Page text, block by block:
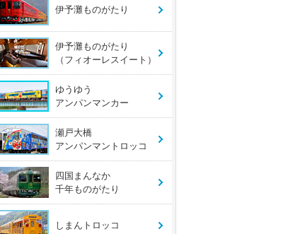
伊予灘ものがたり
伊予灘ものがたり
（フィオーレスイート）
ゆうゆう
アンパンマンカー
瀬戸大橋
アンパンマントロッコ
四国まんなか
千年ものがたり
しまんトロッコ